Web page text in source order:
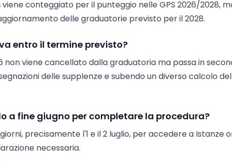
conteggiato per il punteggio nelle GPS 2026/2028,
delle graduatorie previsto per il 2028.
entro il termine previsto?
non viene cancellato dalla graduatoria ma passa in
delle supplenze e subendo un diverso calcolo del
a fine giugno per completare la procedura?
precisamente l'1 e il 2 luglio, per accedere a Istanze
necessaria.